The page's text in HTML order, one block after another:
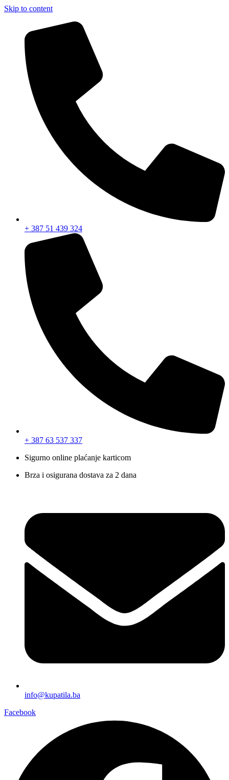
Skip to content
+ 387 51 439 324
+ 387 63 537 337
Sigurno online plaćanje karticom
Brza i osigurana dostava za 2 dana
info@kupatila.ba
Facebook